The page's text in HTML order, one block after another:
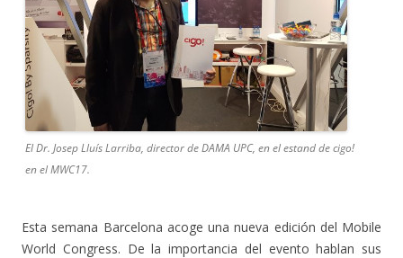
El Dr. Josep Lluís Larriba, director de DAMA UPC, en el estand de cigo!
en el MWC17.
Esta semana Barcelona acoge una nueva edición del Mobile
World Congress. De la importancia del evento hablan sus